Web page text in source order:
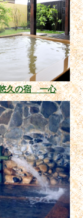
久の宿 一心